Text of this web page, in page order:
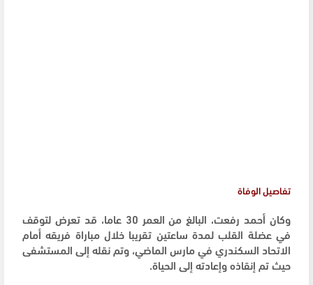
تفاصيل الوفاة
وكان أحمد رفعت، البالغ من العمر 30 عاما، قد تعرض لتوقف
في عضلة القلب لمدة ساعتين تقريبا خلال مباراة فريقه أمام
الاتحاد السكندري في مارس الماضي، وتم نقله إلى المستشفى
حيث تم إنقاذه وإعادته إلى الحياة.